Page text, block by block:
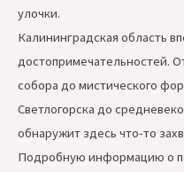
улочки.
Калининградская область
достопримечательностей.
собора до мистического
Светлогорска до
обнаружит здесь что-то
Подробную информацию о